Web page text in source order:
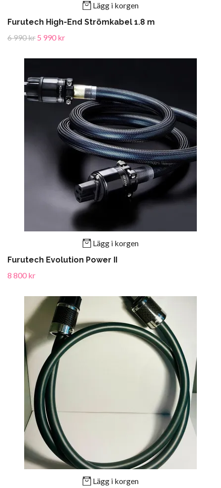
Lägg i korgen
Furutech High-End Strömkabel 1.8 m
6 990 kr 5 990 kr
Lägg i korgen
Furutech Evolution Power II
8 800 kr
Lägg i korgen